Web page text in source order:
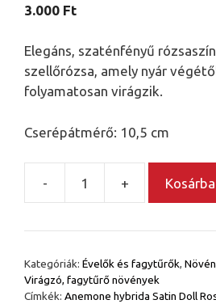
3.000 Ft
Elegáns, szaténfényű
szellőrózsa, amely nyár
folyamatosan virágzik.
Cserépátmérő: 10,5 cm
-
–
hybrida
'Satin
+
Kategóriák: Évelők és fagytűrők,
Virágzó, fagytűrő növények
Címkék: Anemone hybrida Satin Doll